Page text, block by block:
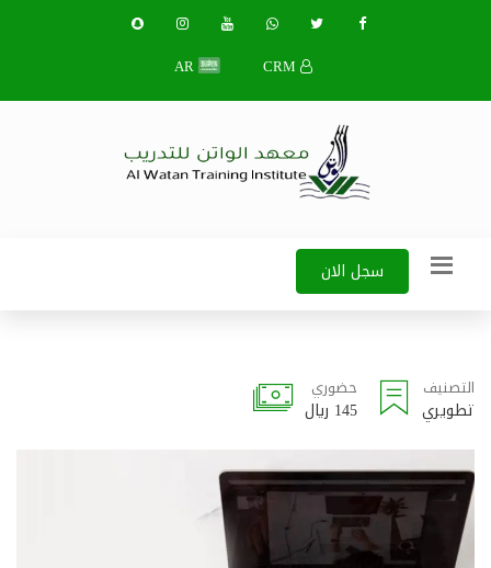
AR
سجل الان
التصنيف
تطويري
حضوري
145 ريال